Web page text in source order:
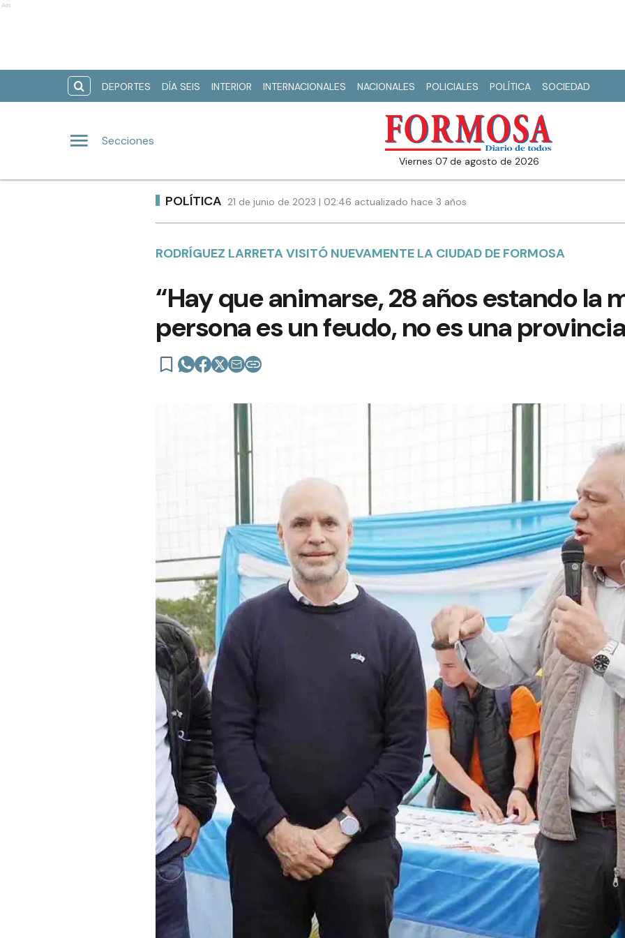
Ads
DEPORTES DÍA SEIS INTERIOR INTERNACIONALES NACIONALES POLICIALES POLÍTICA SOCIEDAD
Secciones
viernes 07 de agosto de 2026
POLÍTICA 21 de junio de 2023 | 02:46 actualizado hace 3 años
RODRÍGUEZ LARRETA VISITÓ NUEVAMENTE LA CIUDAD DE FORMOSA
“Hay que animarse, 28 años estando la
persona es un feudo, no es una